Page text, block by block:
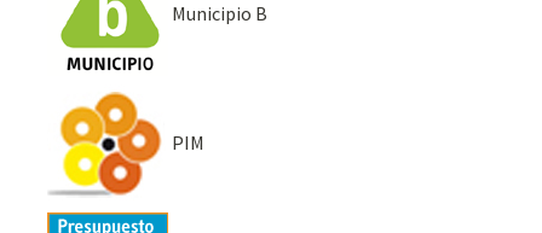
Municipio B
PIM